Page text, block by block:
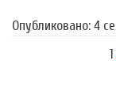
Опубликовано: 4
1